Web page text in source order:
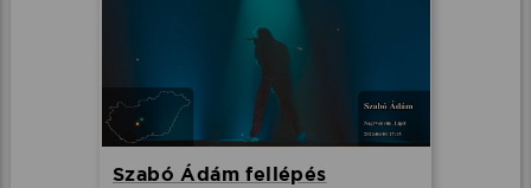
Szabó Ádám fellépés